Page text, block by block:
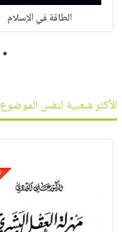
الطاقة في الإسلام
1
الأكثر شعبية لنفس الموضوع